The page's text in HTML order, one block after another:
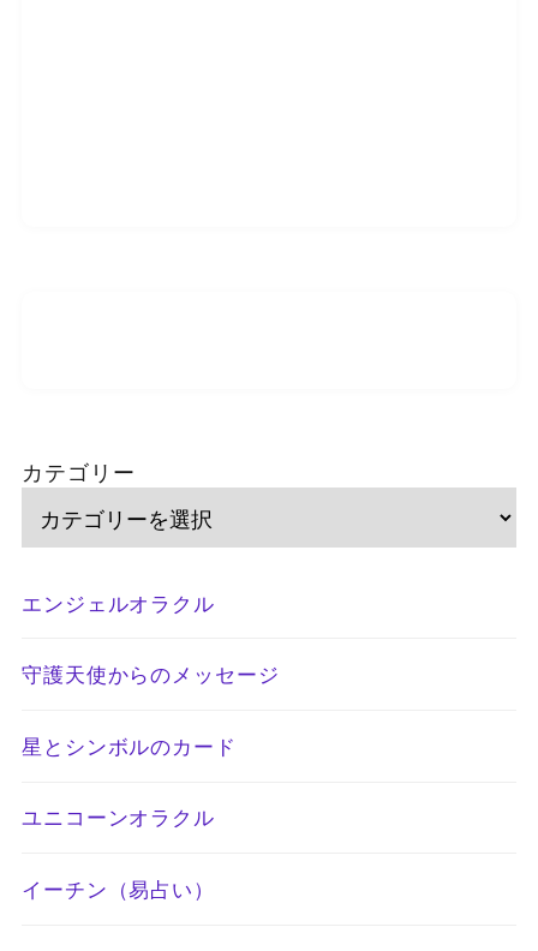
カテゴリー
エンジェルオラクル
守護天使からのメッセージ
星とシンボルのカード
ユニコーンオラクル
イーチン（易占い）